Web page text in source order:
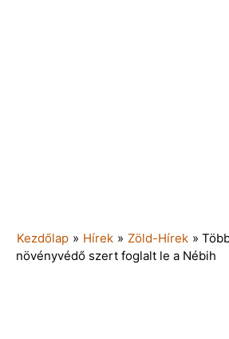
Kezdőlap » Hírek » Zöld-Hírek »
növényvédő szert foglalt le a Nébih